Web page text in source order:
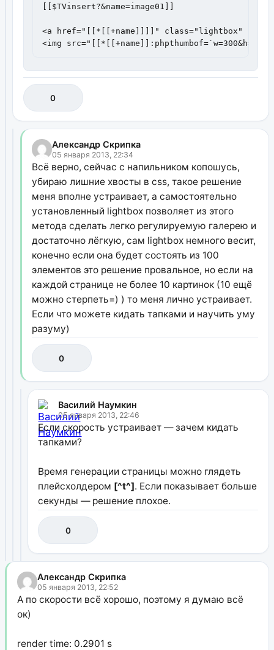
[[$TVinsert?&name=image01]]
<a href="[[*[[+name]]]]" class="lightbox"
<img
0
Александр Скрипка
05 января 2013, 22:34
Всё верно, сейчас с напильником копошусь,
убираю лишние хвосты в css, такое решение
меня вполне устраивает, а самостоятельно
установленный lightbox позволяет из этого
метода сделать легко регулируемую галерею и
достаточно лёгкую, сам lightbox немного весит,
конечно если она будет состоять из 100
элементов это решение провальное, но если на
каждой странице не более 10 картинок (10 ещё
можно стерпеть=) ) то меня лично устраивает.
Если что можете кидать тапками и научить уму
разуму)
0
Василий Наумкин
05 января 2013, 22:46
Если скорость устраивает — зачем кидать
тапками?
Время генерации страницы можно глядеть
плейсхолдером [^t^]. Если показывает больше
секунды — решение плохое.
0
Александр Скрипка
05 января 2013, 22:52
А по скорости всё хорошо, поэтому я думаю всё
ок)
render time: 0.2901 s